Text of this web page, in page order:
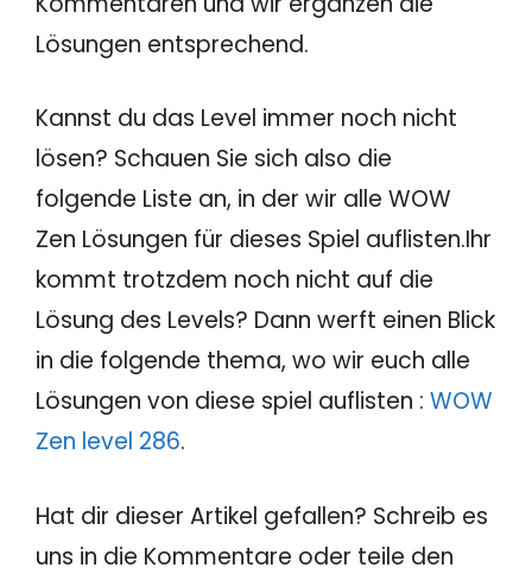
Lösungen entsprechend.
Kannst du das Level immer noch nicht
lösen? Schauen Sie sich also die
folgende Liste an, in der wir alle WOW
Zen Lösungen für dieses Spiel auflisten.Ihr
kommt trotzdem noch nicht auf die
Lösung des Levels? Dann werft einen Blick
in die folgende thema, wo wir euch alle
Lösungen von diese spiel auflisten : WOW
Zen level 286.
Hat dir dieser Artikel gefallen? Schreib es
uns in die Kommentare oder teile den